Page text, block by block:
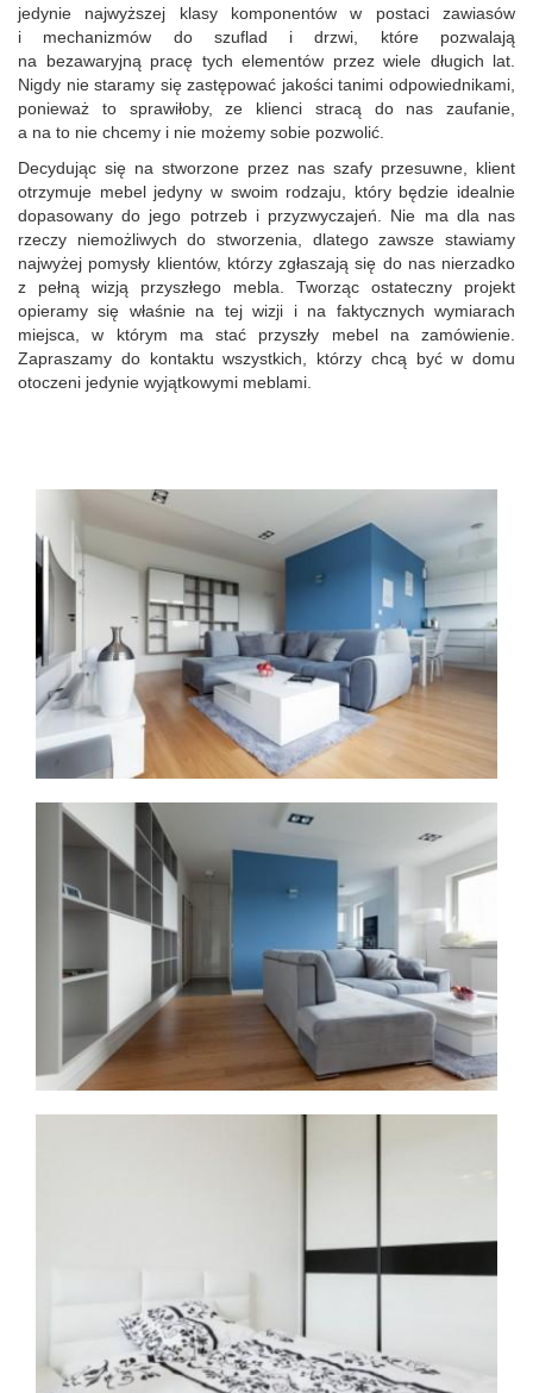
jedynie najwyższej klasy komponentów w postaci zawiasów
i mechanizmów do szuflad i drzwi, które pozwalają
na bezawaryjną pracę tych elementów przez wiele długich lat.
Nigdy nie staramy się zastępować jakości tanimi odpowiednikami,
ponieważ to sprawiłoby, ze klienci stracą do nas zaufanie,
a na to nie chcemy i nie możemy sobie pozwolić.
Decydując się na stworzone przez nas szafy przesuwne, klient
otrzymuje mebel jedyny w swoim rodzaju, który będzie idealnie
dopasowany do jego potrzeb i przyzwyczajeń. Nie ma dla nas
rzeczy niemożliwych do stworzenia, dlatego zawsze stawiamy
najwyżej pomysły klientów, którzy zgłaszają się do nas nierzadko
z pełną wizją przyszłego mebla. Tworząc ostateczny projekt
opieramy się właśnie na tej wizji i na faktycznych wymiarach
miejsca, w którym ma stać przyszły mebel na zamówienie.
Zapraszamy do kontaktu wszystkich, którzy chcą być w domu
otoczeni jedynie wyjątkowymi meblami.